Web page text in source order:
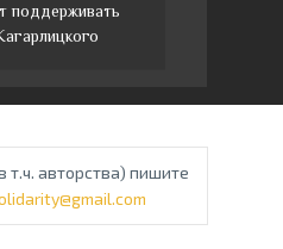
поддерживать
авторства) пишите